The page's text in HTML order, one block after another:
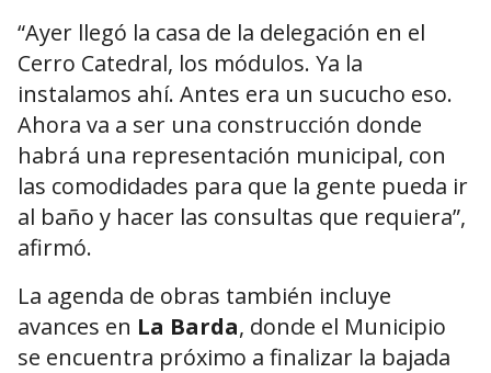
“Ayer llegó la casa de la delegación en el
Cerro Catedral, los módulos. Ya la
instalamos ahí. Antes era un sucucho eso.
Ahora va a ser una construcción donde
habrá una representación municipal, con
las comodidades para que la gente pueda ir
al baño y hacer las consultas que requiera”,
afirmó.
La agenda de obras también incluye
avances en La Barda, donde el Municipio
se encuentra próximo a finalizar la bajada